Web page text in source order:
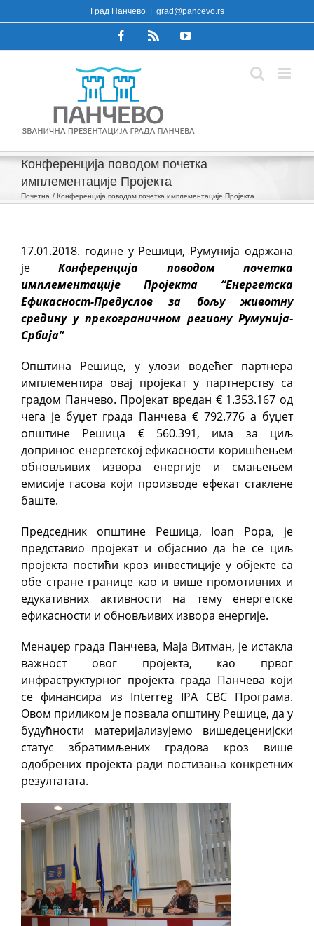
to
Град Панчево grad@pancevo.rs
FacebookRss YouTube
Конференција поводом почетка
имплементације Пројекта
Почетна Конференција поводом почетка имплементације Пројекта
17.01.2018. године у Решици, Румунијa одржана
je
Конференција поводом почетка
имплементације Пројекта “Енергетска
Ефикасност-Предуслов за бољу животну
средину у прекограничном региону Румунија-
Србија”
Општина Решице, у улози водећег партнера
имплементира овај пројекат у партнерству са
градом Панчево. Пројекат вредан € 1.353.167 од
чега је буџет града Панчева € 792.776 а буџет
општине Решица € 560.391, има за циљ
допринос енергетској ефикасности коришћењем
обновљивих извора енергије и смањењем
емисије гасова који производе ефекат стаклене
баште.
Председник општине Решица, Ioan Popa, је
представио пројекат и објаснио да ће се циљ
пројекта постићи кроз инвестиције у објекте са
обе стране границе као и више промотивних и
едукативних активности на тему енергетске
ефикасности и обновљивих извора енергије.
Менаџер града Панчева, Маја Витман, је истакла
важност овог пројекта, као првог
инфраструктурног пројекта града Панчева који
се финансира из Interreg IPA CBC Програма.
Овом приликом је позвала општину Решице, да у
будућности материјализујемо вишедеценијски
статус збратимљених градова кроз више
одобрених пројектa ради постизања конкретних
резултатата.